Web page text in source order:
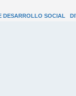
DESARROLLO SOCIAL